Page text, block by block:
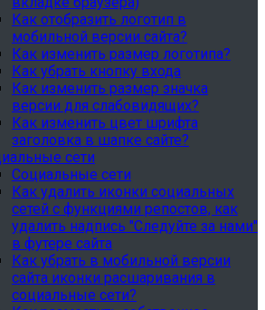
Как отобразить логотип в
мобильной версии сайта?
Как изменить размер логотипа?
Как убрать кнопку входа
Как изменить размер значка
версии для слабовидящих?
Как изменить цвет шрифта
заголовка в шапке сайте?
сети
Социальные сети
Как удалить иконки социальных
сетей с функциями репостов, как
удалить надпись "Следуйте за нами"
в футере сайта
Как убрать в мобильной версии
сайта иконки расшаривания в
социальные сети?